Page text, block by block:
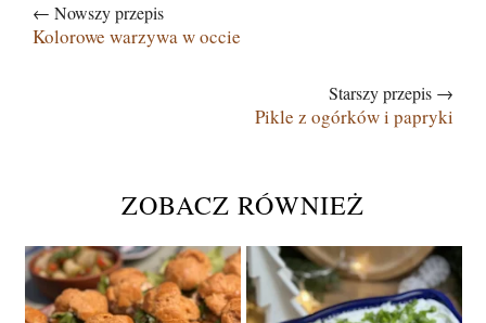
← Nowszy przepis
Kolorowe warzywa w occie
Starszy przepis →
Pikle z ogórków i papryki
ZOBACZ RÓWNIEŻ